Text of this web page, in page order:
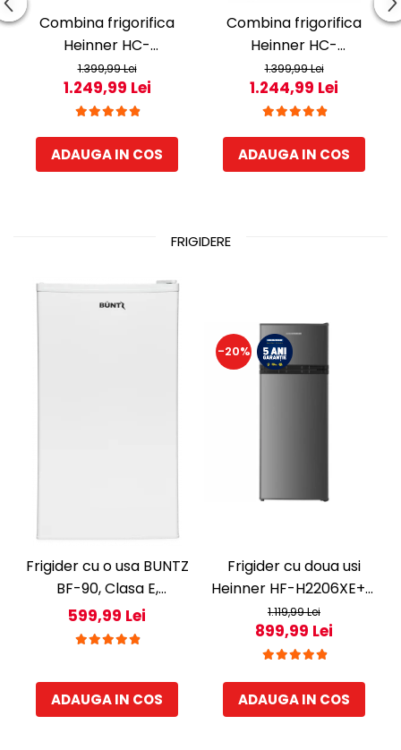
Combina frigorifica
Heinner HC-
HM260DGWDE++, 262 l,
Clasa E, Dozator de apa,
Control electronic cu
termostat ajustabil,
Lumina LED, 3 rafturi din
1.399,99 Lei
1.249,99 Lei
ADAUGA IN COS
Combina frigorifica
Heinner HC-
HM260BKWDE++, 260 l,
Clasa E, Lumina LED,
Dozator de apa, Usi
reversibile Negru
1.399,99 Lei
1.244,99 Lei
ADAUGA IN COS
FRIGIDERE
Frigider cu o usa BUNTZ
BF-90, Clasa E,
Capacitate 80L,
Iluminare interioara,
H 83 cm, Alb
599,99 Lei
ADAUGA IN COS
-20%
Frigider cu doua usi
Heinner HF-H2206XE++,
206 l, Clasa E, lumina
LED, 3 rafturi de sticla, H
143 cm, Inox
1.119,99 Lei
899,99 Lei
ADAUGA IN COS